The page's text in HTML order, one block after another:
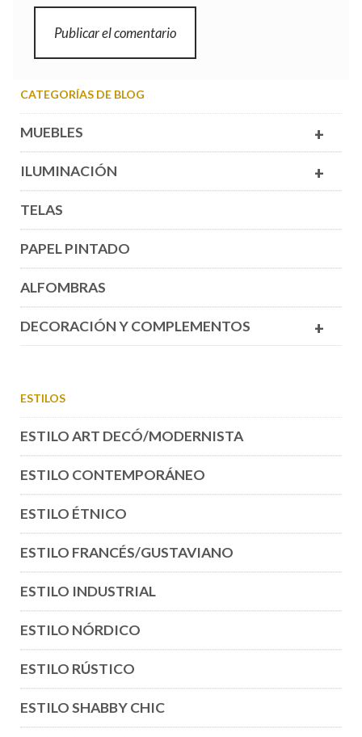
CATEGORÍAS DE BLOG
+
MUEBLES
+
ILUMINACIÓN
TELAS
PAPEL PINTADO
ALFOMBRAS
+
DECORACIÓN Y COMPLEMENTOS
ESTILOS
ESTILO ART DECÓ/MODERNISTA
ESTILO CONTEMPORÁNEO
ESTILO ÉTNICO
ESTILO FRANCÉS/GUSTAVIANO
ESTILO INDUSTRIAL
ESTILO NÓRDICO
ESTILO RÚSTICO
ESTILO SHABBY CHIC